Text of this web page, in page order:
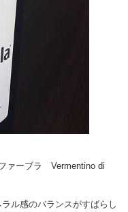
ァーブラ Vermentino di
ル感のバランスがすばらし